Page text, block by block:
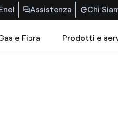
Assistenza Chi
e Fibra Prodotti e